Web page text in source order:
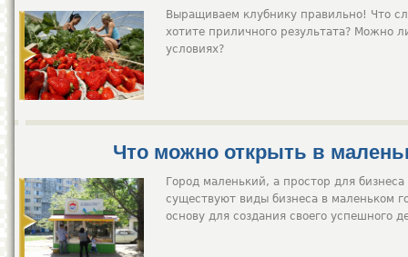
Выращиваем клубнику правильно! Что
хотите приличного результата? Можно
условиях?
Что можно открыть в
Город маленький, а простор для
существуют виды бизнеса в маленьком
основу для создания своего успешного